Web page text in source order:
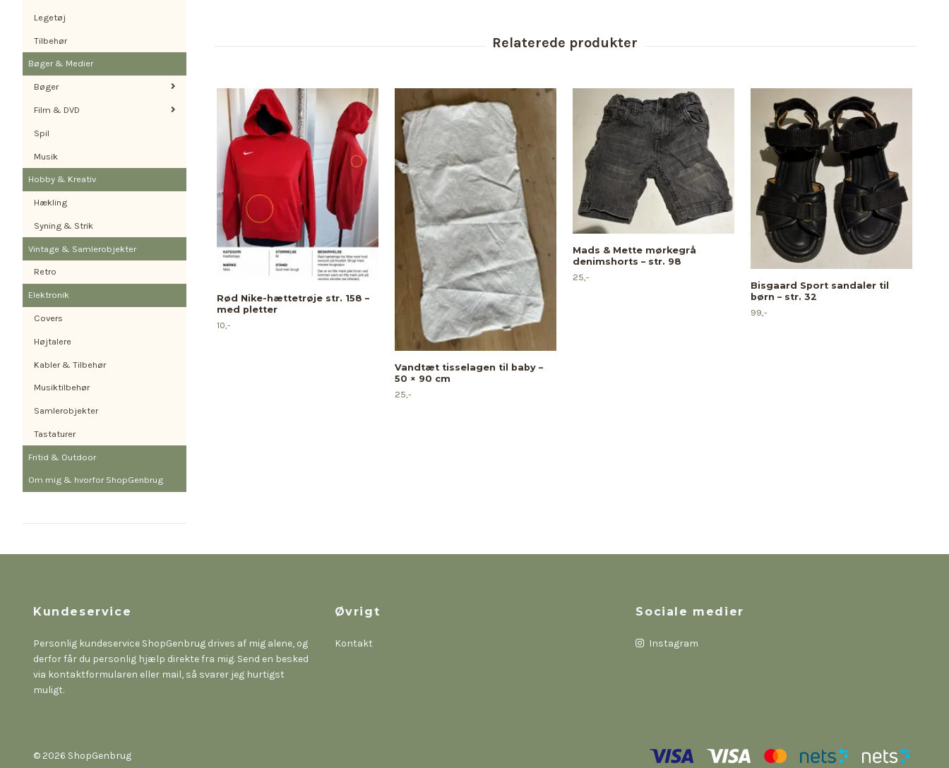
Legetøj
Tilbehør
Bøger & Medier
Bøger
Film & DVD
Spil
Musik
Hobby & Kreativ
Hækling
Syning & Strik
Vintage & Samlerobjekter
Retro
Elektronik
Covers
Højtalere
Kabler & Tilbehør
Musiktilbehør
Samlerobjekter
Tastaturer
Fritid & Outdoor
Om mig & hvorfor ShopGenbrug
Rød Nike-hættetrøje str. 158 –
med pletter
10,-
Vandtæt tisselagen til baby –
50 × 90 cm
25,-
Mads & Mette mørkegrå
denimshorts – str. 98
25,-
Bisgaard Sport sandaler til
børn – str. 32
99,-
Kundeservice
Personlig kundeservice ShopGenbrug drives af mig alene, og
derfor får du personlig hjælp direkte fra mig. Send en besked
via kontaktformularen eller mail, så svarer jeg hurtigst
muligt.
Øvrigt
Kontakt
Sociale medier
Instagram
© 2026 ShopGenbrug